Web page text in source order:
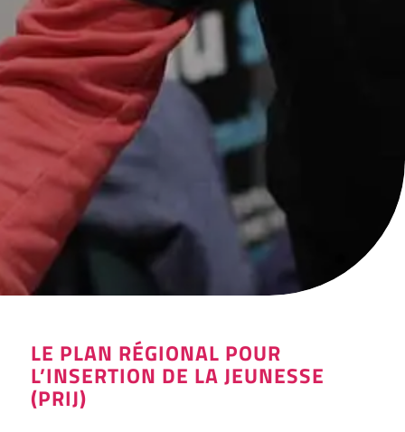
LE PLAN RÉGIONAL POUR
L’INSERTION DE LA JEUNESSE
(PRIJ)